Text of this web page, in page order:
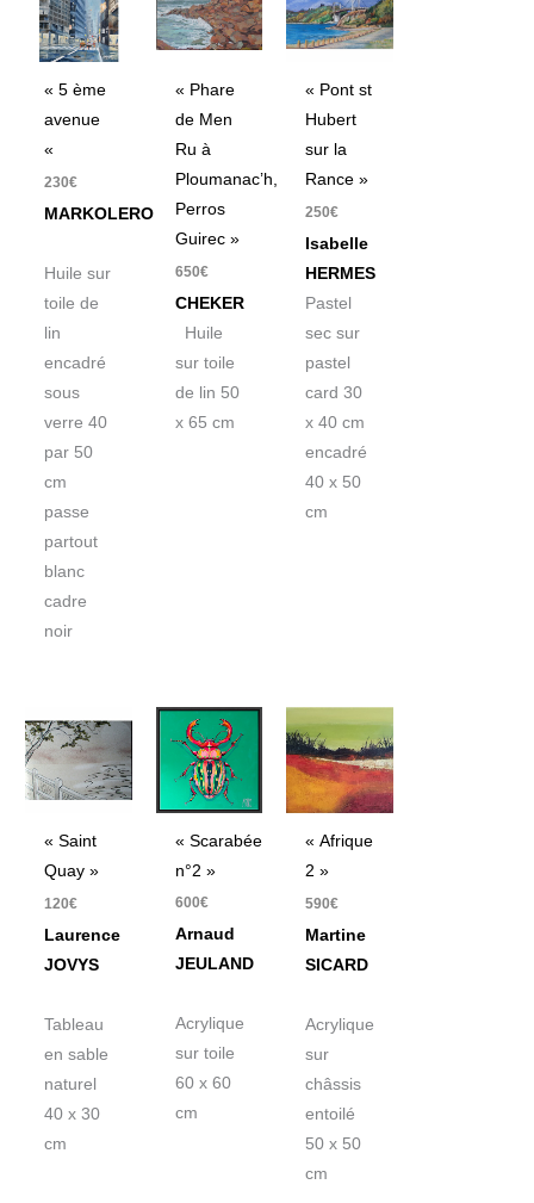
« 5 ème
avenue
«
230€
MARKOLERO
Huile sur
toile de
lin
encadré
sous
verre 40
par 50
cm
passe
partout
blanc
cadre
noir
« Phare
de Men
Ru à
Ploumanac’h,
Perros
Guirec »
650€
CHEKER
Huile
sur toile
de lin 50
x 65 cm
« Pont st
Hubert
sur la
Rance »
250€
Isabelle
HERMES
Pastel
sec sur
pastel
card 30
x 40 cm
encadré
40 x 50
cm
« Saint
Quay »
120€
Laurence
JOVYS
Tableau
en sable
naturel
40 x 30
cm
« Scarabée
n°2 »
600€
Arnaud
JEULAND
Acrylique
sur toile
60 x 60
cm
« Afrique
2 »
590€
Martine
SICARD
Acrylique
sur
châssis
entoilé
50 x 50
cm